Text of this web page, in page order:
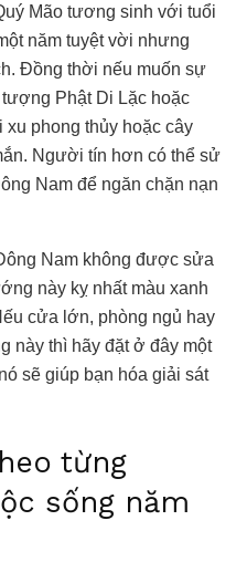
Mão tương sinh với tuổi
năm tuyệt vời nhưng
Đồng thời nếu muốn sự
Phật Di Lặc hoặc
xu phong thủy hoặc cây
Người tín hơn có thể sử
Nam để ngăn chặn nạn
Nam không được sửa
này kỵ nhất màu xanh
cửa lớn, phòng ngủ hay
này thì hãy đặt ở đây một
sẽ giúp bạn hóa giải sát
từng
sống năm